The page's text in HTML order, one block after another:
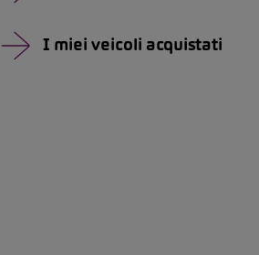
I miei veicoli acquistati